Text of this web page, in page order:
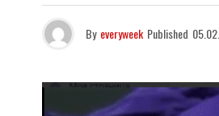
By everyweek Published